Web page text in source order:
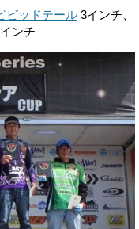
ビッドテール 3インチ、
ンチ